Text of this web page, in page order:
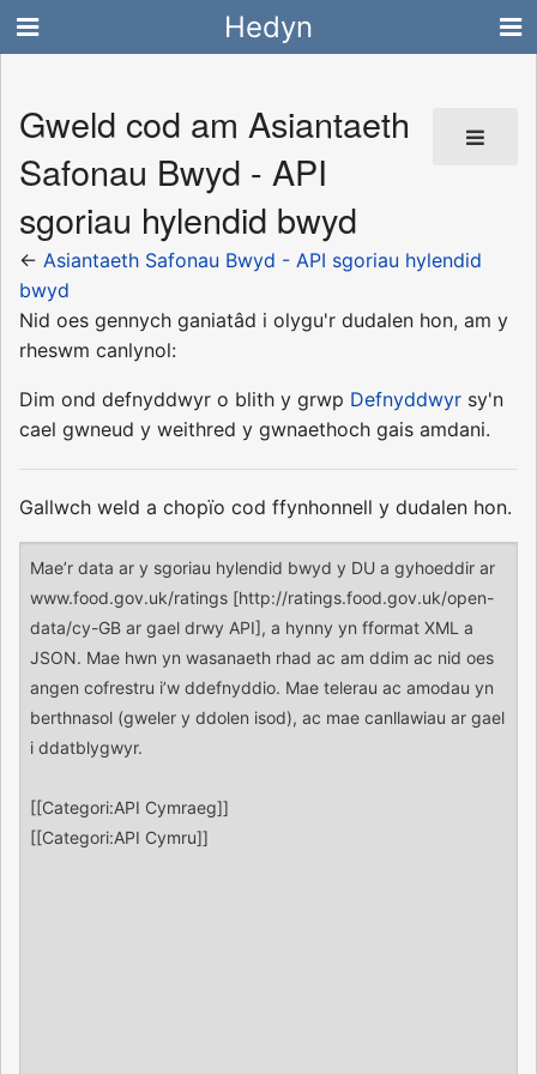
Hedyn
Gweld cod am Asiantaeth
Safonau Bwyd - API
sgoriau hylendid bwyd
← Asiantaeth Safonau Bwyd - API sgoriau hylendid
bwyd
Nid oes gennych ganiatâd i olygu'r dudalen hon, am y
rheswm canlynol:
Dim ond defnyddwyr o blith y grwp Defnyddwyr sy'n
cael gwneud y weithred y gwnaethoch gais amdani.
Gallwch weld a chopïo cod ffynhonnell y dudalen hon.